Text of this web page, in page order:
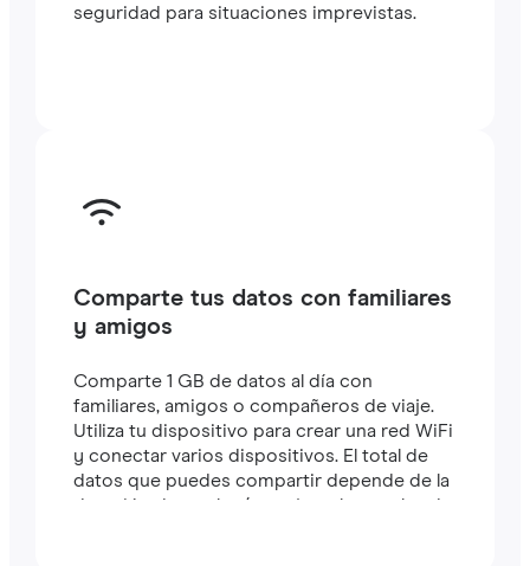
seguridad para situaciones imprevistas.
Comparte tus datos con familiares
y amigos
Comparte 1 GB de datos al día con
familiares, amigos o compañeros de viaje.
Utiliza tu dispositivo para crear una red WiFi
y conectar varios dispositivos. El total de
datos que puedes compartir depende de la
duración de tu plan (por ejemplo, un plan de